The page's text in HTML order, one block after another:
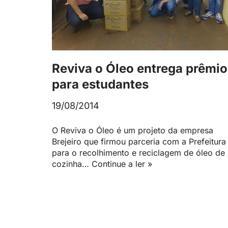
Reviva o Óleo entrega
para estudantes
19/08/2014
O Reviva o Óleo é um projeto da empresa
Brejeiro que firmou parceria com a Prefeitura
para o recolhimento e reciclagem de óleo de
cozinha… Continue a ler »